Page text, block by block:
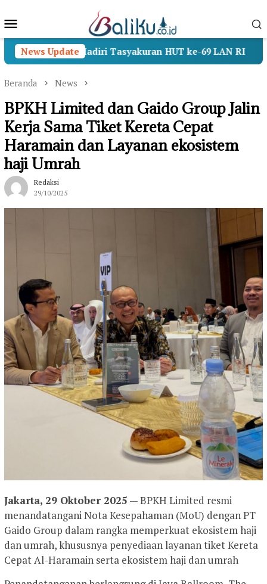
ke
Mobile
News Update
Hadiri Tasyakuran HUT ke-69 LAN RI
Beranda News
BPKH Limited dan Gaido Group Jalin
Kerja Sama Tiket Kereta Cepat
Haramain dan Layanan ekosistem
haji Umrah
Redaksi
29/10/2025
Jakarta, 29 Oktober 2025 — BPKH Limited resmi
menandatangani Nota Kesepahaman (MoU) dengan PT
Gaido Group dalam rangka memperkuat ekosistem haji
dan umrah, khususnya penyediaan layanan tiket Kereta
Cepat Al-Haramain serta ekosistem haji dan umrah